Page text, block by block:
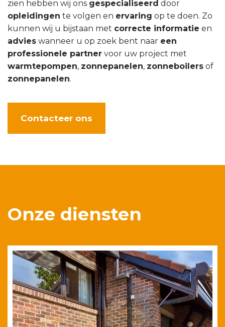
zien hebben wij ons gespecialiseerd door
opleidingen te volgen en ervaring op te doen. Zo
kunnen wij u bijstaan met correcte informatie en
advies wanneer u op zoek bent naar een
professionele partner voor uw project met
warmtepompen, zonnepanelen, zonneboilers of
zonnepanelen.
Contacteer ons
Onze diensten